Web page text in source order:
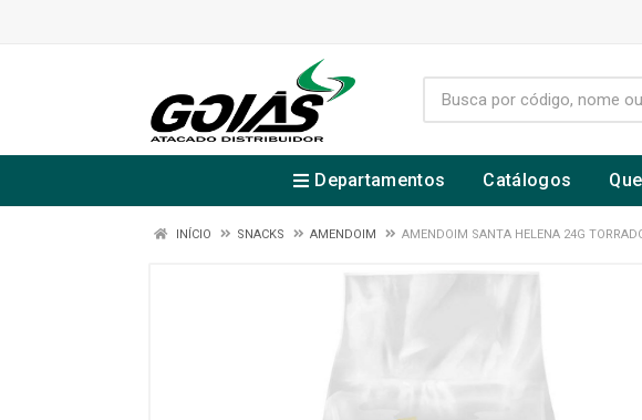
Departamentos Catálogos
INÍCIO SNACKS AMENDOIM AMENDOIM SANTA HELENA 24G